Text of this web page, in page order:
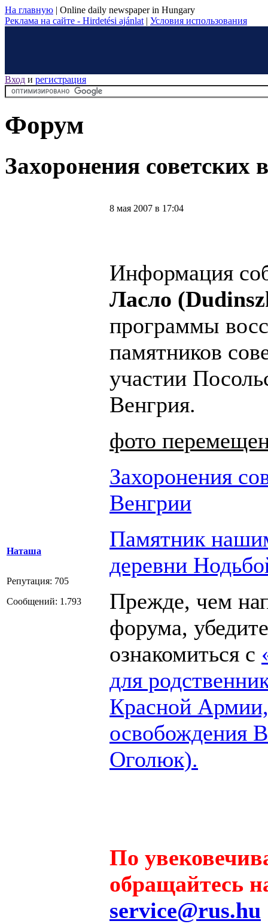
На главную | Online daily newspaper in Hungary
Реклама на сайте - Hirdetési ajánlat | Условия использования
Вход и регистрация
Форум
Захоронения советских
Наташа
Репутация: 705
Сообщений: 1.793
8 мая 2007 в 17:04
Информация
Ласло
программы
памятников
участии
Венгрия.
фото
Захоронения
Венгрии
Памятник
деревни
Прежде, чем
форума,
ознакомиться с
для
Красной
освобождения
Оголюк).
По
обращайтесь
service@rus.hu